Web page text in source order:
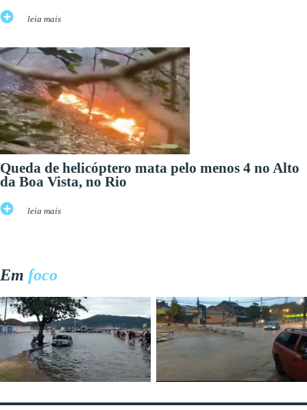
leia mais
Queda de helicóptero mata pelo menos 4 no Alto
da Boa Vista, no Rio
leia mais
Em foco